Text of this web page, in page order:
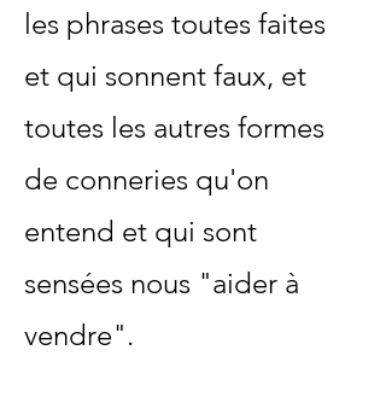
les phrases toutes faites
et qui sonnent faux, et
toutes les autres formes
de conneries qu'on
entend et qui sont
sensées nous "aider à
vendre".